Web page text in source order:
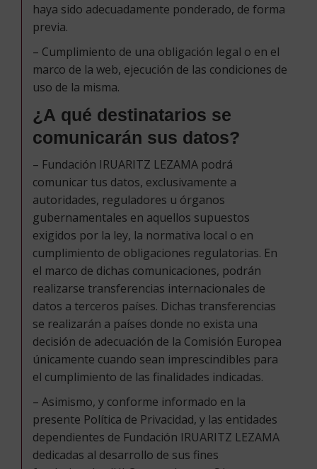
haya sido adecuadamente ponderado, de forma
previa.
– Cumplimiento de una obligación legal o en el
marco de la web, ejecución de las condiciones de
uso de la misma.
¿A qué destinatarios se
comunicarán sus datos?
– Fundación IRUARITZ LEZAMA podrá
comunicar tus datos, exclusivamente a
autoridades, reguladores u órganos
gubernamentales en aquellos supuestos
exigidos por la ley, la normativa local o en
cumplimiento de obligaciones regulatorias. En
el marco de dichas comunicaciones, podrán
realizarse transferencias internacionales de
datos a terceros países. Dichas transferencias
se realizarán a países donde no exista una
decisión de adecuación de la Comisión Europea
únicamente cuando sean imprescindibles para
el cumplimiento de las finalidades indicadas.
– Asimismo, y conforme informado en la
presente Política de Privacidad, y las entidades
dependientes de Fundación IRUARITZ LEZAMA
dedicadas al desarrollo de sus fines